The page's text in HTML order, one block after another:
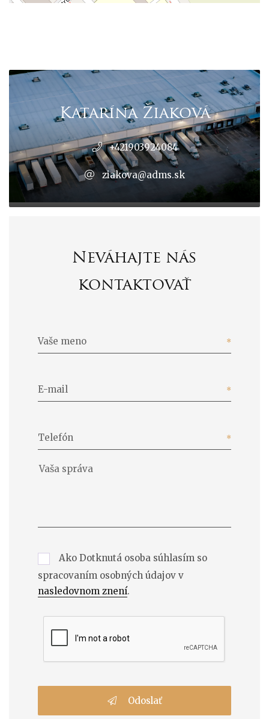
Katarína Žiaková
+421903924084
ziakova@adms.sk
Neváhajte nás
kontaktovať
Vaše meno
E-mail
Telefón
Ako Dotknutá osoba súhlasím so
spracovaním osobných údajov v
nasledovnom znení.
Odoslať